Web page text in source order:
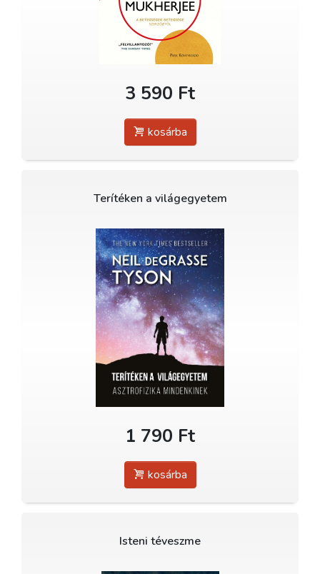
3 590 Ft
kosárba
Terítéken a világegyetem
1 790 Ft
kosárba
Isteni téveszme